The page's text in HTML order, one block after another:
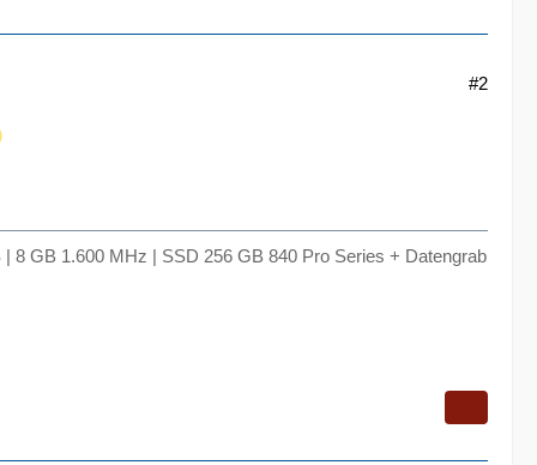
#2
GB 1.600 MHz | SSD 256 GB 840 Pro Series + Datengrab